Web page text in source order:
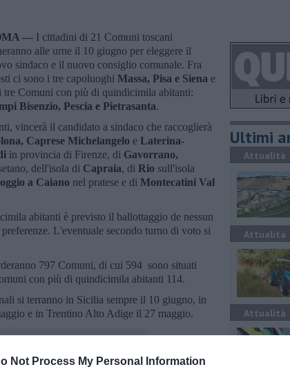
Not Process My Personal Information
— I cittadini di 21 Comuni toscani
alle urne il 10 giugno per eleggere il
sindaco e il nuovo consiglio comunale. Fra
ci sono i tre capoluoghi Massa, Pisa e Siena e
tre Comuni con più di quindicimila abitanti:
Bisenzio, Pescia e Pietrasanta.
vincerà il candidato a sindaco che raccoglierà
Caprese Michelangelo e Laterina-
in provincia di Firenze, di Gavorrano,
dell'isola di Capraia, di Rio sull'isola
a Caiano nel pratese e di Montecatini Val
abitanti è previsto il ballottaggio de nessun
L'eventuale secondo turno di voto si
797 Comuni, di cui 594 sono situati
con più di quindicimila abitanti 114.
si terranno in Sicilia sempre il 10 giugno, in
e in Trentino Alto Adige il 27 maggio.
Ultimi
Attualità
Attualità
Attualità